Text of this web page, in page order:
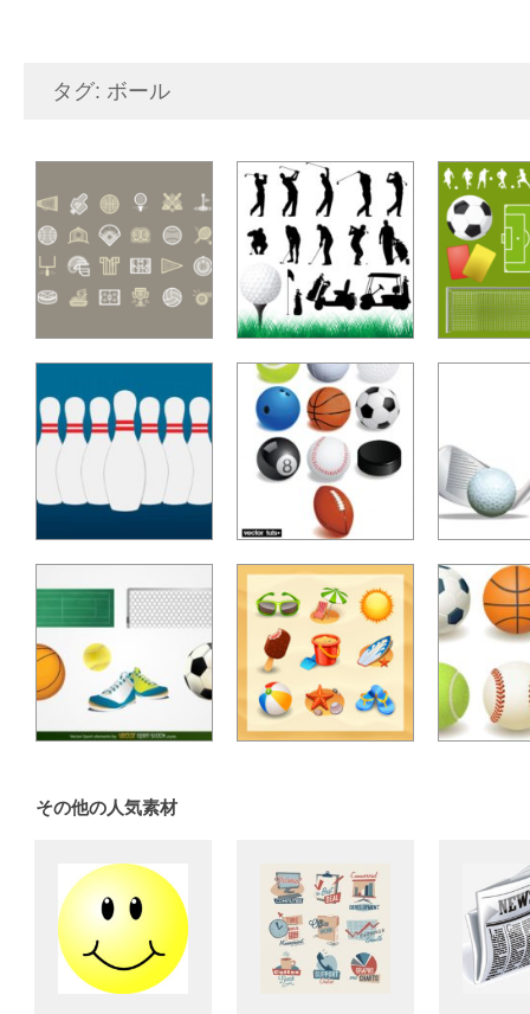
タグ: ボール
その他の人気素材